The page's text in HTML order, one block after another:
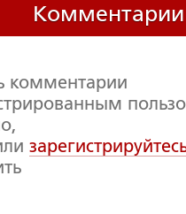
Комментарии
комментарии